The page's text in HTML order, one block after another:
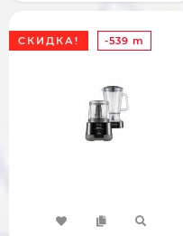
СКИДКА! -539 m